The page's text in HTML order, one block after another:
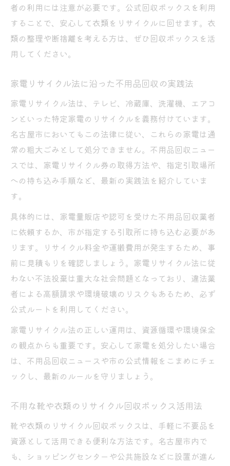
者の利用には注意が必要です。公式回収ボックスを利用
することで、安心して衣類をリサイクルに回せます。衣
類の整理や断捨離を考える方は、ぜひ回収ボックスを活
用してください。
家電リサイクル法に沿った不用品回収の実践法
家電リサイクル法は、テレビ、冷蔵庫、洗濯機、エアコ
ンといった特定家電のリサイクルを義務付けています。
名古屋市においてもこの法律に従い、これらの家電は通
常の粗大ごみとして処分できません。不用品回収ニュー
スでは、家電リサイクル券の取得方法や、指定引取場所
への持ち込み手順など、最新の実践法を紹介していま
す。
具体的には、家電量販店や認可を受けた不用品回収業者
に依頼するか、市が指定する引取所に持ち込む必要があ
ります。リサイクル料金や運搬費用が発生するため、事
前に見積もりを確認しましょう。家電リサイクル法に従
わない不法投棄は重大な社会問題となっており、違法業
者による高額請求や環境破壊のリスクもあるため、必ず
公式ルートを利用してください。
家電リサイクル法の正しい運用は、資源循環や環境保全
の観点からも重要です。安心して家電を処分したい場合
は、不用品回収ニュースや市の公式情報をこまめにチェ
ックし、最新のルールを守りましょう。
不用な靴や衣類のリサイクル回収ボックス活用法
靴や衣類のリサイクル回収ボックスは、手軽に不要品を
資源として活用できる便利な方法です。名古屋市内で
も、ショッピングセンターや公共施設などに設置が進ん